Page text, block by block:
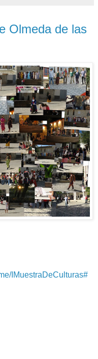
Olmeda de las
IMuestraDeCulturas#